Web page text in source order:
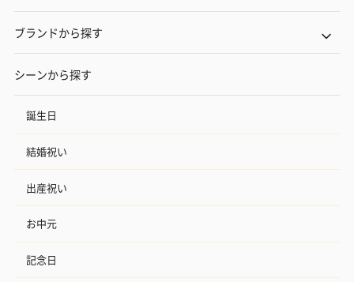
ブランドから探す
シーンから探す
誕生日
結婚祝い
出産祝い
お中元
記念日